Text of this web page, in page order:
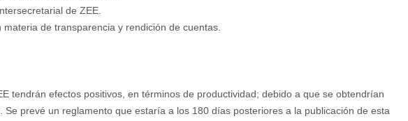
de ZEE.
de transparencia y rendición de cuentas.
tendrán efectos positivos, en términos de productividad; debido a que se obtendrían
Se prevé un reglamento que estaría a los 180 días posteriores a la publicación de esta